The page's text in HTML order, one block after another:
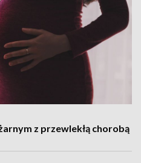
z przewlekłą chorobą